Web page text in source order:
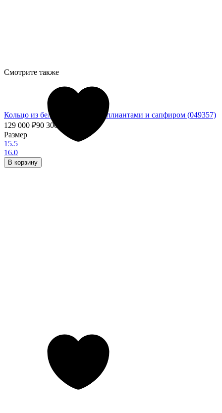
Кольцо из белого золота с бриллиантами и сапфиром (049357)
129 000 ₽90 300
Размер
15.5
16.0
В корзину
Смотрите также